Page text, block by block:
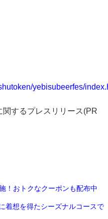
yebisubeerfes/
するプレスリリース(PR
！おトクなクーポンも配布中
着想を得たシーズナルコースで